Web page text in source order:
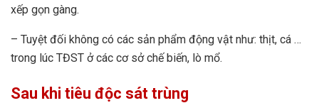
xếp gọn gàng.
– Tuyệt đối không có các sản phẩm động vật như: thịt, cá …
trong lúc TĐST ở các cơ sở chế biến, lò mổ.
Sau khi tiêu độc sát trùng